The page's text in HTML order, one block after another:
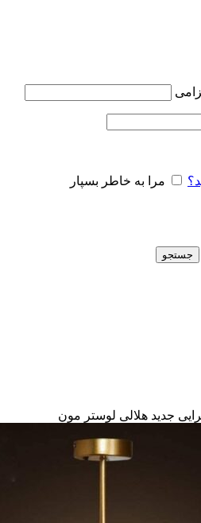
مرا به خاطر بسپار
جستجو
جدید هلالی لوستر مون